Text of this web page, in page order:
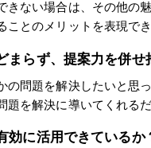
きない場合は、その他の
ことのメリットを表現で
まらず、提案力を併せ
の問題を解決したいと思
題を解決に導いてくれる
効に活用できているか